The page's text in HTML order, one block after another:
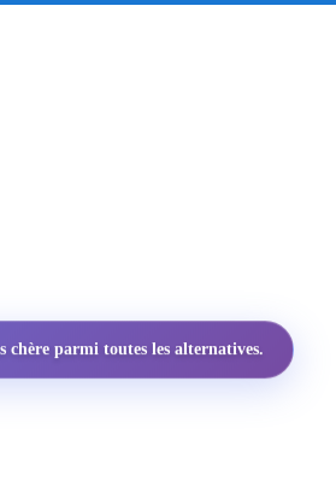
parmi toutes les alternatives.